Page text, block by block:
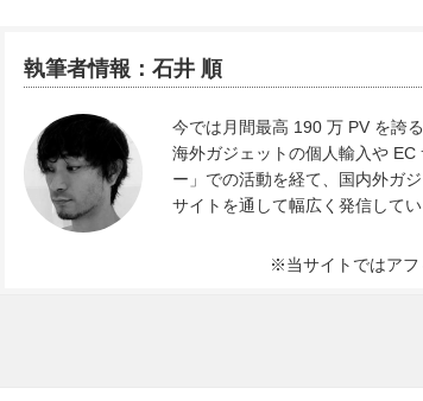
執筆者情報：石井 順
今では月間最高 190 万 PV を誇
海外ガジェットの個人輸入や
ー」での活動を経て、国内外ガ
サイトを通して幅広く発信してい
※当サイトではアフ